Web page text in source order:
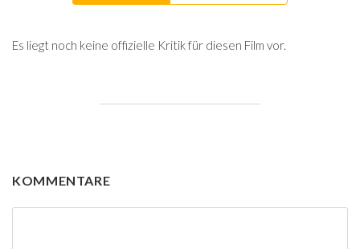
Es liegt noch keine offizielle Kritik für diesen Film vor.
KOMMENTARE